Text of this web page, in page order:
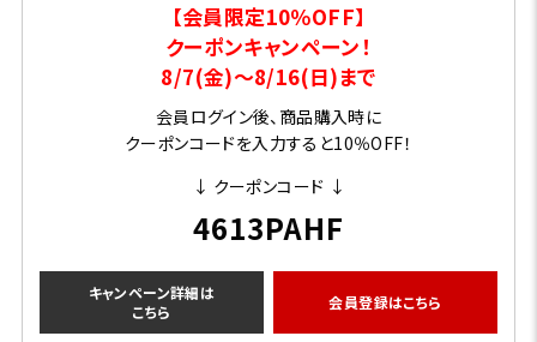
【会員限定10％OFF】
クーポンキャンペーン！
8/7(金)～8/16(日)まで
会員ログイン後、商品購入時に
クーポンコードを入力すると10％OFF！
↓ クーポンコード ↓
4613PAHF
キャンペーン詳細は
こちら
会員登録はこちら